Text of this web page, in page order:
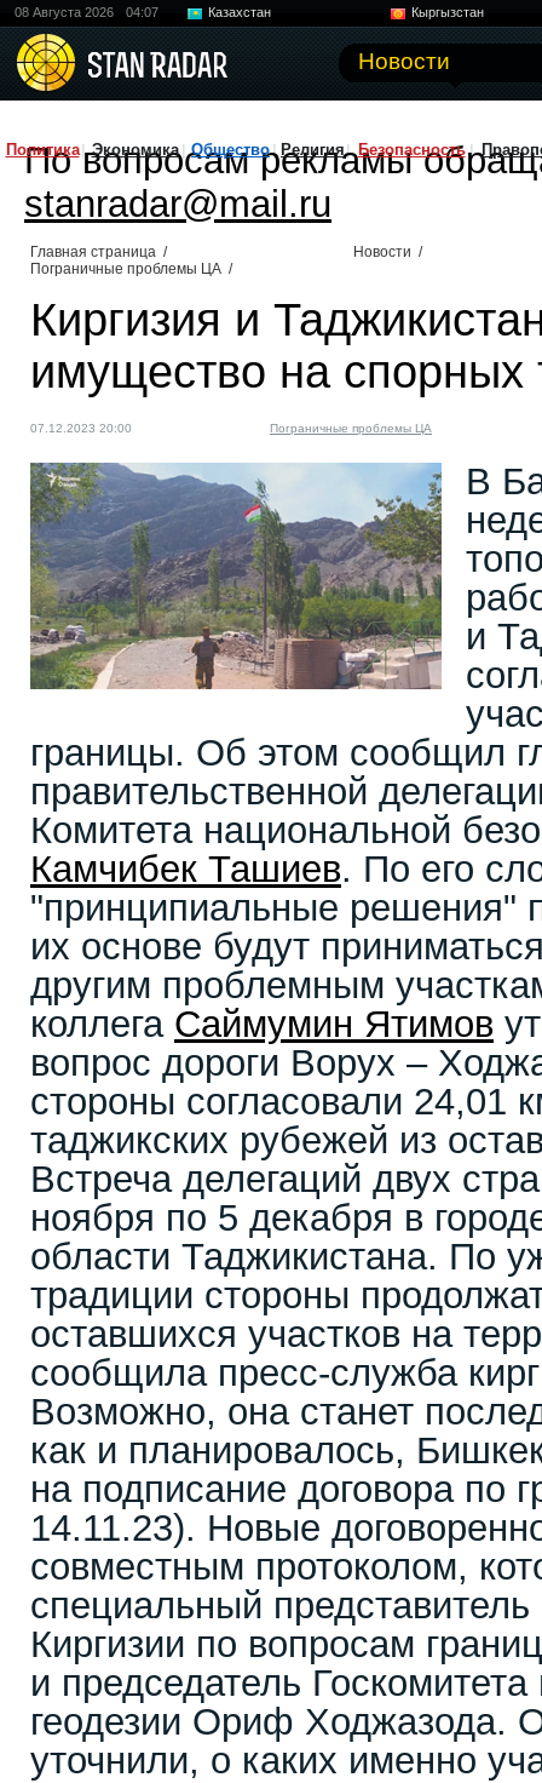
08 Августа 2026 04:07 Казахстан
Кыргызстан
Новости
Политика Экономика Общество Религия Безопасность
По вопросам рекламы
stanradar@mail.ru
Главная страница / Новости /
Пограничные проблемы ЦА /
Киргизия и
имущество на спорных
07.12.2023 20:00 Пограничные проблемы ЦА
В
и
границы. Об этом сообщил
правительственной
Комитета национальной
Камчибек Ташиев. По его
"принципиальные решения"
их основе будут
другим проблемным
коллега Саймумин Ятимов
вопрос дороги Ворух –
стороны согласовали 24,01
таджикских рубежей из
Встреча делегаций двух
ноября по 5 декабря в
области Таджикистана. По
традиции стороны
оставшихся участков на
сообщила пресс-служба
Возможно, она станет
как и планировалось,
на подписание договора по
14.11.23). Новые
совместным протоколом,
специальный
Киргизии по вопросам
и председатель
геодезии Ориф Ходжазода.
уточнили, о каких именно